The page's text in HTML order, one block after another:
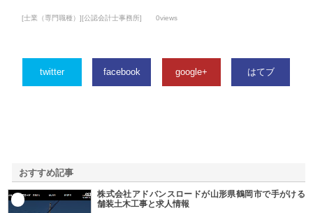
[士業（専門職種）][公認会計士事務所] 0views
twitter facebook google+ はてブ
おすすめ記事
株式会社アドバンスロードが山形県鶴岡市で手がける
舗装土木工事と求人情報